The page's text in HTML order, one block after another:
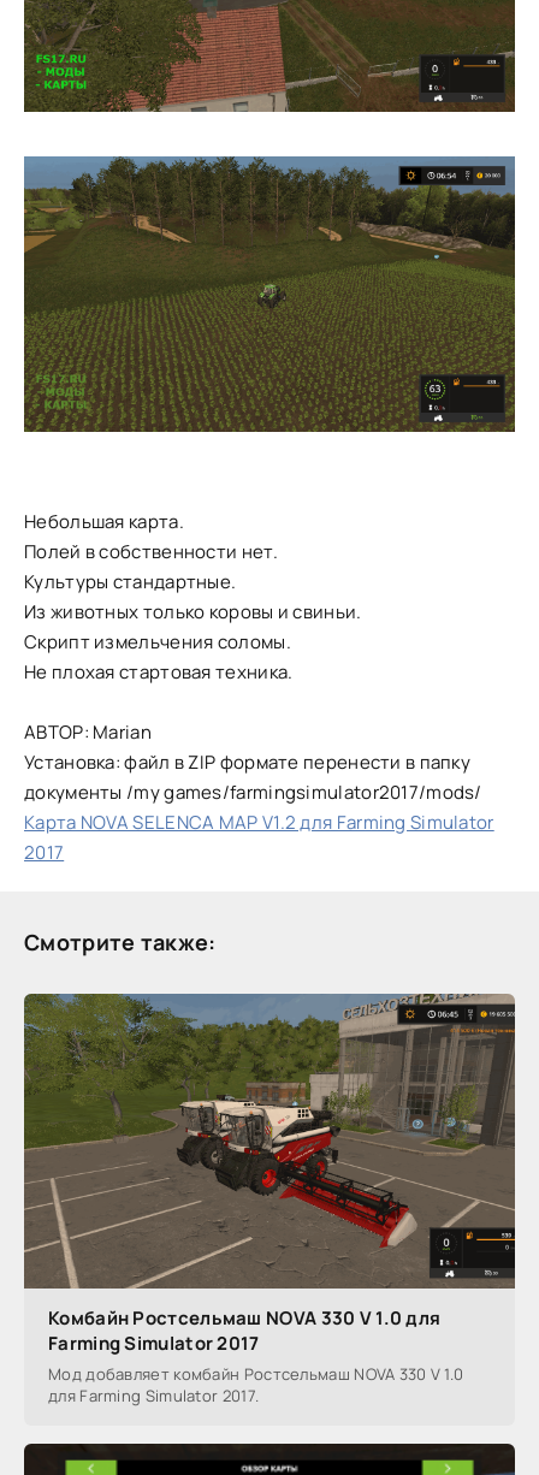
Небольшая карта.
Полей в собственности нет.
Культуры стандартные.
Из животных только коровы и свиньи.
Скрипт измельчения соломы.
Не плохая стартовая техника.
АВТОР: Marian
Установка: файл в ZIP формате перенести в папку
документы /my games/farmingsimulator2017/mods/
Карта NOVA SELENCA MAP V1.2 для Farming Simulator
2017
Смотрите также:
Комбайн Ростсельмаш NOVA 330 V 1.0 для
Farming Simulator 2017
Мод добавляет комбайн Ростсельмаш NOVA 330 V 1.0
для Farming Simulator 2017.